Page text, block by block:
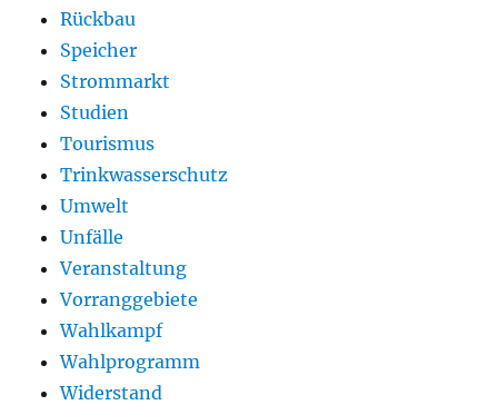
Rückbau
Speicher
Strommarkt
Studien
Tourismus
Trinkwasserschutz
Umwelt
Unfälle
Veranstaltung
Vorranggebiete
Wahlkampf
Wahlprogramm
Widerstand